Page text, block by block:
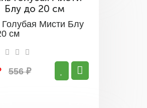
Мисти Блу
см
556 ₽